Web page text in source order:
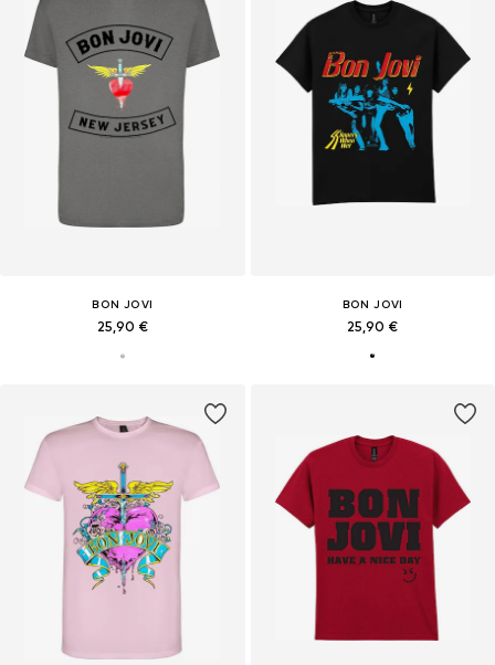
BON JOVI
25,90 €
BON JOVI
25,90 €